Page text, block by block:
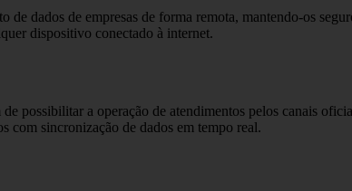
dados de empresas de forma remota, mantendo-os
dispositivo conectado à internet.
possibilitar a operação de atendimentos pelos canais
com sincronização de dados em tempo real.